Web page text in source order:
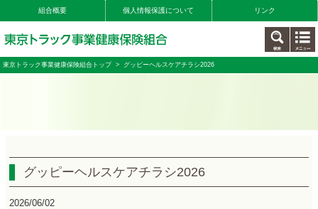
組合概要 個人情報保護について リンク
東京トラック事業健康保険組合トップ> グッピーヘルスケアチラシ2026
グッピーヘルスケアチラシ2026
2026/06/02